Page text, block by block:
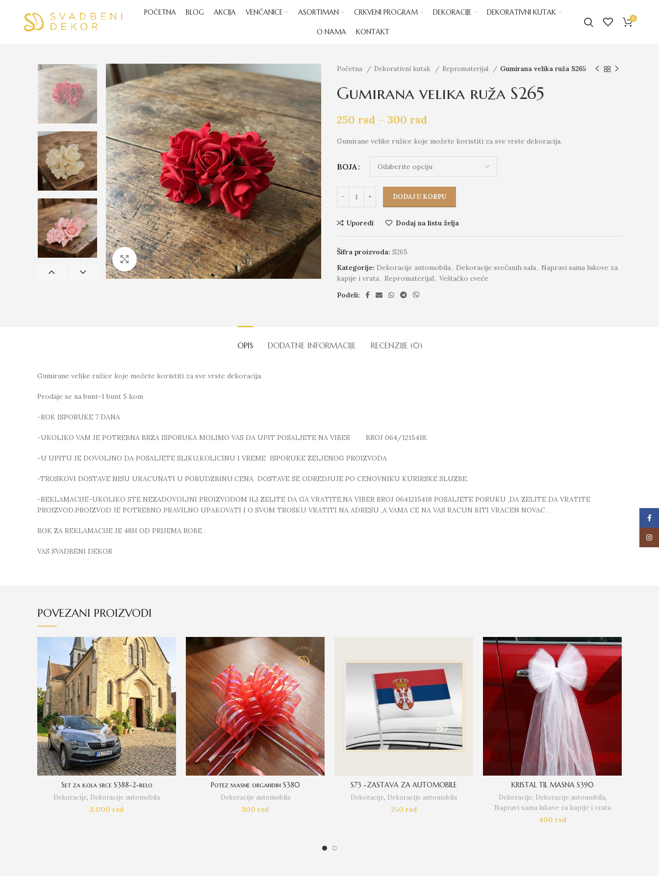
POČETNA BLOG AKCIJA VENČANICE ASORTIMAN CRKVENI PROGRAM DEKORACIJE DEKORATIVNI KUTAK
O NAMA KONTAKT
0
Click to enlarge
Početna Dekorativni kutak Repromaterijal Gumirana velika ruža S265
Gumirana velika ruža S265
250 rsd – 300 rsd
Gumirane velike ružice koje možete koristiti za sve vrste dekoracija.
BOJA
DODAJ U KORPU
Uporedi Dodaj na listu želja
Šifra proizvoda: S265
Kategorije: Dekoracije automobila, Dekoracije svečanih sala, Napravi sama lukove za
kapije i vrata, Repromaterijal, Veštačko cveće
Podeli:
OPIS DODATNE INFORMACIJE RECENZIJE (0)
Gumirane velike ružice koje možete koristiti za sve vrste dekoracija.
Prodaje se na bunt-1 bunt 5 kom
-ROK ISPORUKE 7 DANA
-UKOLIKO VAM JE POTREBNA BRZA ISPORUKA MOLIMO VAS DA UPIT POSALJETE NA VIBER BROJ 064/1215418.
-U UPITU JE DOVOLJNO DA POSALJETE SLIKU,KOLICINU I VREME ISPORUKE ZELJENOG PROIZVODA
-TROSKOVI DOSTAVE NISU URACUNATI U PORUDZBINU.CENA DOSTAVE SE ODREDJUJE PO CENOVNIKU KURIRSKE SLUZBE.
-REKLAMACIJE-UKOLIKO STE NEZADOVOLJNI PROIZVODOM ILI ZELITE DA GA VRATITE,NA VIBER BROJ 0641215418 POSALJETE PORUKU ,DA ZELITE DA VRATITE
PROIZVOD.PROIZVOD JE POTREBNO PRAVILNO UPAKOVATI I O SVOM TROSKU VRATITI NA ADRESU ,A VAMA CE NA VAS RACUN BITI VRACEN NOVAC .
ROK ZA REKLAMACIJE JE 48H OD PRIJEMA ROBE .
VAS SVADBENI DEKOR
POVEZANI PROIZVODI
Set za kola srce S388-2-belo
Dekoracije, Dekoracije automobila
3.000 rsd
Potez masne organdin S380
Dekoracije automobila
300 rsd
S73 -ZASTAVA ZA AUTOMOBILE
Dekoracije, Dekoracije automobila
250 rsd
KRISTAL TIL MASNA S390
Dekoracije, Dekoracije automobila,
Napravi sama lukove za kapije i vrata
400 rsd